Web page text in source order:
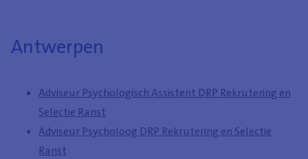
Antwerpen
Adviseur Psychologisch Assistent DRP Rekrutering en
Selectie Ranst
Adviseur Psycholoog DRP Rekrutering en Selectie
Ranst